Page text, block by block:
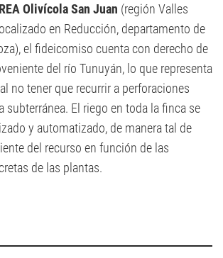
Olivícola San Juan (región Valles
en Reducción, departamento de
el fideicomiso cuenta con derecho de
del río Tunuyán, lo que representa
no tener que recurrir a perforaciones
subterránea. El riego en toda la finca se
y automatizado, de manera tal de
del recurso en función de las
de las plantas.